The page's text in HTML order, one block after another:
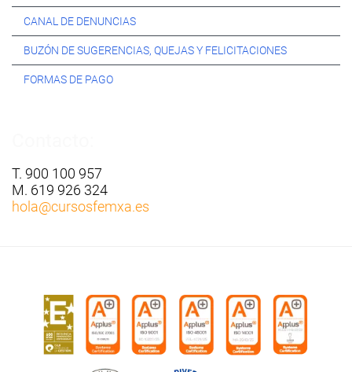
CANAL DE DENUNCIAS
BUZÓN DE SUGERENCIAS, QUEJAS Y FELICITACIONES
FORMAS DE PAGO
T. 900 100 957
M. 619 926 324
hola@cursosfemxa.es